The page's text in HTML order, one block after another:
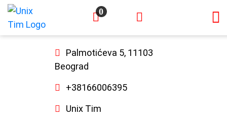
×
0
Palmotićeva 5, 11103
Beograd
+38166006395
Unix Tim